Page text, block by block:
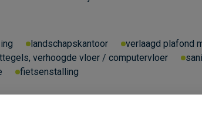
landschapskantoor
verlaagd plafond
verhoogde vloer / computervloer
fietsenstalling